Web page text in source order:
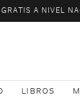
GRATIS A NIVEL
LIBROS